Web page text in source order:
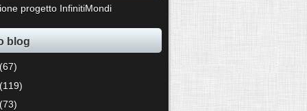
blog
(67)
(119)
(73)